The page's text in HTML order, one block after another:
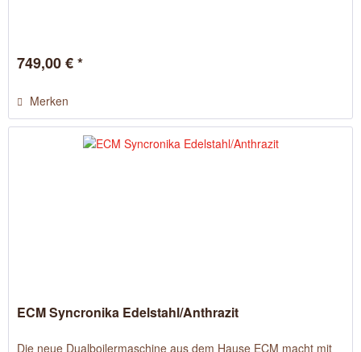
749,00 € *
Merken
ECM Syncronika Edelstahl/Anthrazit
Die neue Dualboilermaschine aus dem Hause ECM macht mit